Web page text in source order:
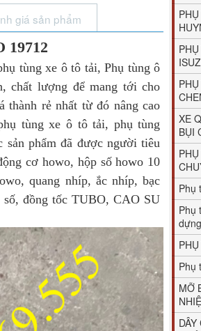
giá sản phẩm
19712
tùng xe ô tô tải, Phụ tùng ô
chất lượng để mang tới cho
thành rẻ nhất từ đó nâng cao
tùng xe ô tô tải, phụ tùng
sản phẩm đã được người tiêu
cơ howo, hộp số howo 10
quang nhíp, ắc nhíp, bạc
đồng tốc TUBO, CAO SU
XE
BỤI
Phụ
Phụ
dựng
Phụ
MỠ